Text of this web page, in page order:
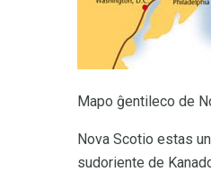
Mapo ĝentileco de
Nova Scotio estas
sudoriente de